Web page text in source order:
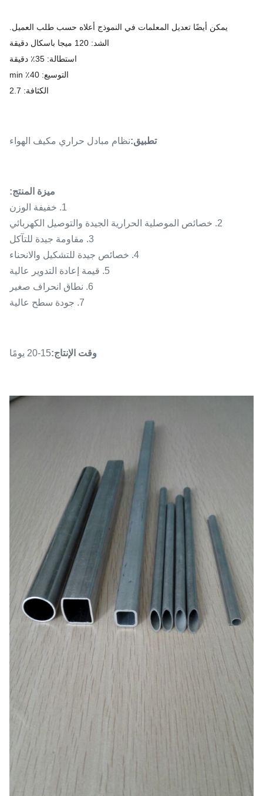
يمكن أيضًا تعديل المعلمات في النموذج أعلاه حسب طلب العميل.
الشد: 120 ميجا باسكال دقيقة
استطالة: 35٪ دقيقة
التوسيع: 40٪ min
الكثافة: 2.7
تطبيق:نظام مبادل حراري مكيف الهواء
ميزة المنتج:
1. خفيفة الوزن
2. خصائص الموصلية الحرارية الجيدة والتوصيل الكهربائي
3. مقاومة جيدة للتآكل
4. خصائص جيدة للتشكيل والانحناء
5. قيمة إعادة التدوير عالية
6. نطاق انحراف صغير
7. جودة سطح عالية
وقت الإنتاج:15-20 يومًا